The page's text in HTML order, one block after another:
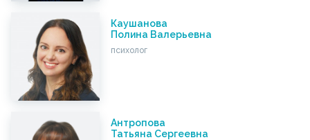
Каушанова
Полина Валерьевна
психолог
Антропова
Татьяна Сергеевна